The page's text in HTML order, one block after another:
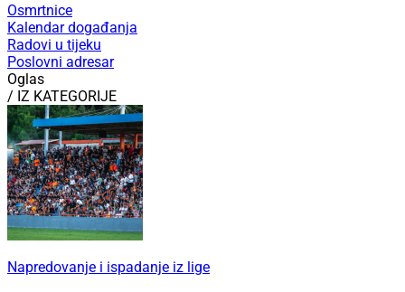
Osmrtnice
Kalendar događanja
Radovi u tijeku
Poslovni adresar
Oglas
/ IZ KATEGORIJE
Napredovanje i ispadanje iz lige